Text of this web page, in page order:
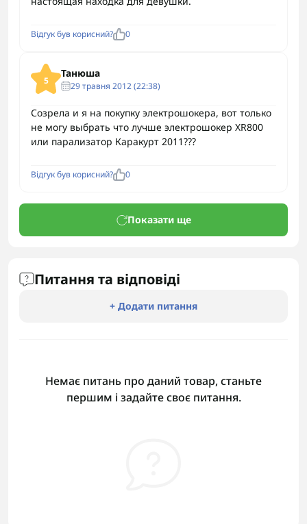
Відгук був корисний? 0
5
Танюша
29 травня 2012 (22:38)
Созрела и я на покупку электрошокера, вот только
не могу выбрать что лучше электрошокер XR800
или парализатор Каракурт 2011???
Відгук був корисний? 0
Показати ще
Питання та відповіді
+ Додати питання
Немає питань про даний товар, станьте
першим і задайте своє питання.